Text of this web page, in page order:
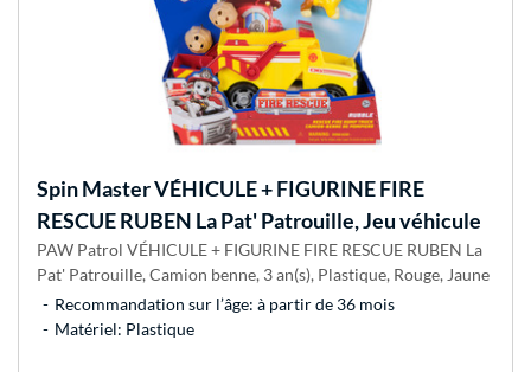
Spin MasterVÉHICULE + FIGURINE FIRE
RESCUE RUBEN La Pat' Patrouille, Jeu véhicule
PAW Patrol VÉHICULE + FIGURINE FIRE RESCUE RUBEN La
Pat' Patrouille, Camion benne, 3 an(s), Plastique, Rouge, Jaune
Recommandation sur l’âge: à partir de 36 mois
Matériel: Plastique